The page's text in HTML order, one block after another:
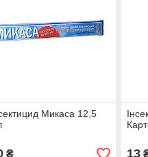
Микаса 12,5
₴ 13